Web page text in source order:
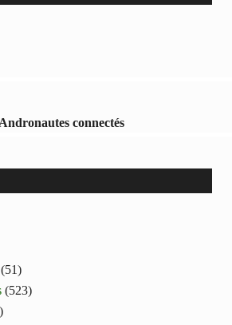
connectés
(51)
(523)